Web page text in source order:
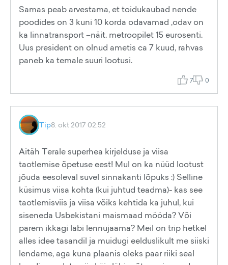
Samas peab arvestama, et toidukaubad nende
poodides on 3 kuni 10 korda odavamad ,odav on
ka linnatransport –näit. metroopilet 15 eurosenti.
Uus president on olnud ametis ca 7 kuud, rahvas
paneb ka temale suuri lootusi.
7 0
Tip8. okt 2017 02:52
Aitäh Terale superhea kirjelduse ja viisa
taotlemise õpetuse eest! Mul on ka nüüd lootust
jõuda eesoleval suvel sinnakanti lõpuks :) Selline
küsimus viisa kohta (kui juhtud teadma)- kas see
taotlemisviis ja viisa võiks kehtida ka juhul, kui
siseneda Usbekistani maismaad mööda? Või
parem ikkagi läbi lennujaama? Meil on trip hetkel
alles idee tasandil ja muidugi eelduslikult me siiski
lendame, aga kuna plaanis oleks paar riiki seal